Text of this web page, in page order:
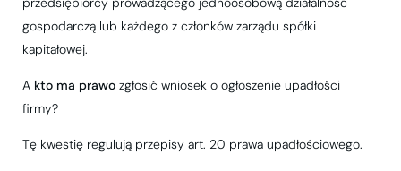
gospodarczą lub każdego z członków zarządu spółki
kapitałowej.
A kto ma prawo zgłosić wniosek o ogłoszenie upadłości
firmy?
Tę kwestię regulują przepisy art. 20 prawa upadłościowego.